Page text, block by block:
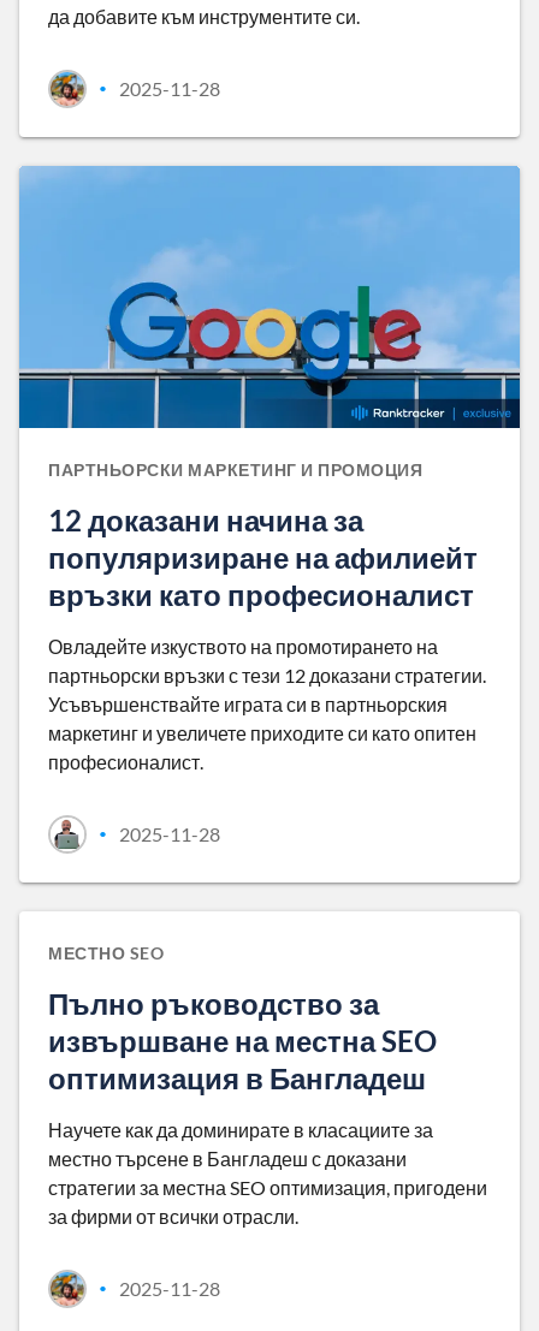
да добавите към инструментите си.
• 2025-11-28
ПАРТНЬОРСКИ МАРКЕТИНГ И ПРОМОЦИЯ
12 доказани начина за
популяризиране на афилиейт
връзки като професионалист
Овладейте изкуството на промотирането на
партньорски връзки с тези 12 доказани стратегии.
Усъвършенствайте играта си в партньорския
маркетинг и увеличете приходите си като опитен
професионалист.
• 2025-11-28
МЕСТНО SEO
Пълно ръководство за
извършване на местна SEO
оптимизация в Бангладеш
Научете как да доминирате в класациите за
местно търсене в Бангладеш с доказани
стратегии за местна SEO оптимизация, пригодени
за фирми от всички отрасли.
• 2025-11-28